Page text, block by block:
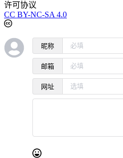
许可协议
CC BY-NC-SA 4.0
昵称
邮箱
网址